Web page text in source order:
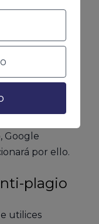
duplicado que
creación de
Pero no
esta
Google
por ello.
plagio
utilices